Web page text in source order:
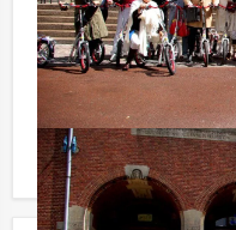
Onze gidsen spreken
ons op om alle
Komt u niet aan het
bereid bent voor het
ook gewoon voor